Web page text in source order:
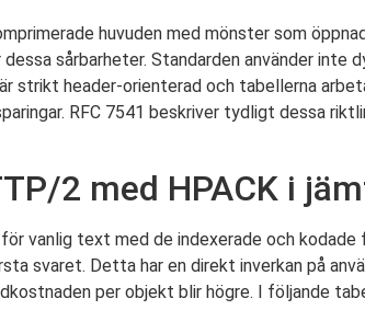
huvuden med mönster som
sårbarheter. Standarden använder
strikt header-orienterad och tabellerna
RFC 7541 beskriver tydligt dessa
2 med HPACK i
vanlig text med de indexerade och
svaret. Detta har en direkt inverkan på
per objekt blir högre. I följande